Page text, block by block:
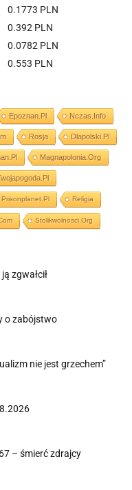
0.1773 PLN
0.392 PLN
0.0782 PLN
0.553 PLN
Epoznan.pl Nczas.info
Rosja Dlapolski.pl
Magnapolonia.org
Prisonplanet.pl Religia
Stolikwolnosci.org
zgwałcił
o zabójstwo
nie jest grzechem”
– śmierć zdrajcy